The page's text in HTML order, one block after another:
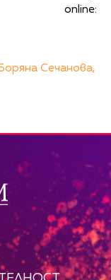
online:
Сечанова,